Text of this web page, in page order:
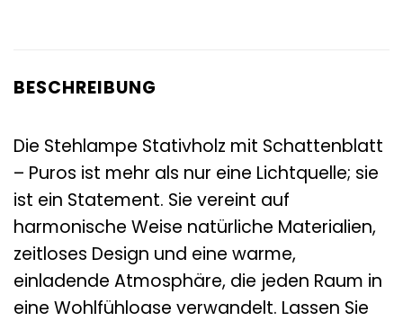
BESCHREIBUNG
Die Stehlampe Stativholz mit Schattenblatt
– Puros ist mehr als nur eine Lichtquelle; sie
ist ein Statement. Sie vereint auf
harmonische Weise natürliche Materialien,
zeitloses Design und eine warme,
einladende Atmosphäre, die jeden Raum in
eine Wohlfühloase verwandelt. Lassen Sie